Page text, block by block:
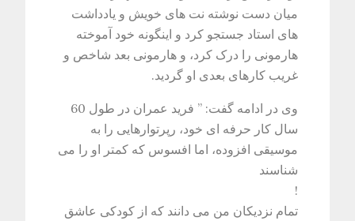
میان دست نوشته نت های خویش و یادداشت
های استاد جستجو کرد و اینگونه خود آموخته
هارمونی را درک کرد، و هارمونی بعد شاخص و
غریب کارهای بعدی او گردید.
وی در ادامه گفت: ” فرید عمران در طول 60
سال کار حرفه ای خود، رپرتوارهایی را به
موسیقی افزوده، اما افسوس که کمتر او را می
شناسند
!
تمام نزدیکان من می دانند که از کودکی عاشق